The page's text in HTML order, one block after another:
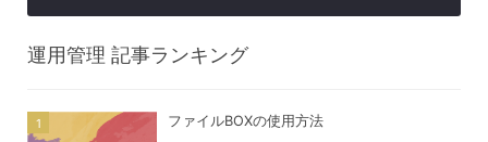
運用管理 記事ランキング
ファイルBOXの使用方法